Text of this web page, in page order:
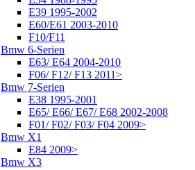
E39 1995-2002
E60/E61 2003-2010
F10/F11
Bmw 6-Serien
E63/ E64 2004-2010
F06/ F12/ F13 2011>
Bmw 7-Serien
E38 1995-2001
E65/ E66/ E67/ E68 2002-2008
F01/ F02/ F03/ F04 2009>
Bmw X1
E84 2009>
Bmw X3